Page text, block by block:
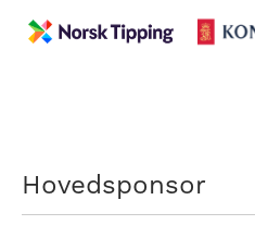
Hovedsponsor